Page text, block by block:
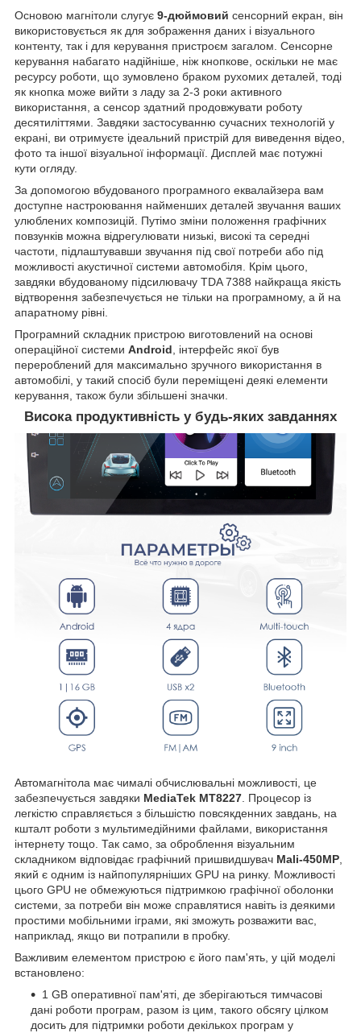
Основою магнітоли слугує 9-дюймовий сенсорний екран, він
використовується як для зображення даних і візуального
контенту, так і для керування пристроєм загалом. Сенсорне
керування набагато надійніше, ніж кнопкове, оскільки не має
ресурсу роботи, що зумовлено браком рухомих деталей, тоді
як кнопка може вийти з ладу за 2-3 роки активного
використання, а сенсор здатний продовжувати роботу
десятиліттями. Завдяки застосуванню сучасних технологій у
екрані, ви отримуєте ідеальний пристрій для виведення відео,
фото та іншої візуальної інформації. Дисплей має потужні
кути огляду.
За допомогою вбудованого програмного еквалайзера вам
доступне настроювання найменших деталей звучання ваших
улюблених композицій. Путімо зміни положення графічних
повзунків можна відрегулювати низькі, високі та середні
частоти, підлаштувавши звучання під свої потреби або під
можливості акустичної системи автомобіля. Крім цього,
завдяки вбудованому підсилювачу TDA 7388 найкраща якість
відтворення забезпечується не тільки на програмному, а й на
апаратному рівні.
Програмний складник пристрою виготовлений на основі
операційної системи Android , інтерфейс якої був
перероблений для максимально зручного використання в
автомобілі, у такий спосіб були переміщені деякі елементи
керування, також були збільшені значки.
Висока продуктивність у будь-яких завданнях
Автомагнітола має чималі обчислювальні можливості, це
забезпечується завдяки MediaTek MT8227. Процесор із
легкістю справляється з більшістю повсякденних завдань, на
кшталт роботи з мультимедійними файлами, використання
інтернету тощо. Так само, за оброблення візуальним
складником відповідає графічний пришвидшувач Mali-450MP,
який є одним із найпопулярніших GPU на ринку. Можливості
цього GPU не обмежуються підтримкою графічної оболонки
системи, за потреби він може справлятися навіть із деякими
простими мобільними іграми, які зможуть розважити вас,
наприклад, якщо ви потрапили в пробку.
Важливим елементом пристрою є його пам'ять, у цій моделі
встановлено:
1 GB оперативної пам'яті, де зберігаються тимчасові
дані роботи програм, разом із цим, такого обсягу цілком
досить для підтримки роботи декількох програм у